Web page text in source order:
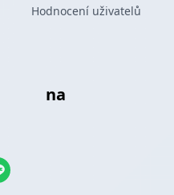
na
Hodnocení uživatelů